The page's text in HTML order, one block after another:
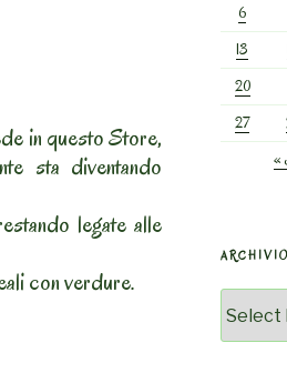
in questo Store,
sta diventando
legate alle
con verdure.
6
13
20
27
«
ARCHIVIO